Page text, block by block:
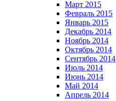
Март 2015
Февраль 2015
Январь 2015
Декабрь 2014
Ноябрь 2014
Октябрь 2014
Сентябрь 2014
Июль 2014
Июнь 2014
Май 2014
Апрель 2014